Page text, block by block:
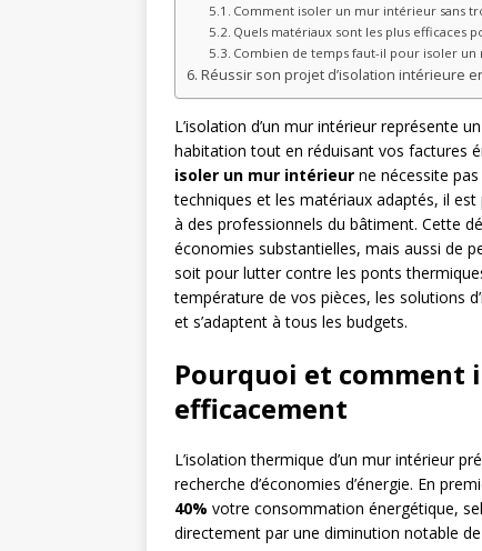
Comment isoler un mur intérieur sans
Quels matériaux sont les plus efficaces
Combien de temps faut-il pour isoler un
Réussir son projet d’isolation intérieure
L’isolation d’un mur intérieur représente
habitation tout en réduisant vos factures
isoler un mur intérieur ne nécessite
techniques et les matériaux adaptés, il
à des professionnels du bâtiment. Cette
économies substantielles, mais aussi de
soit pour lutter contre les ponts
température de vos pièces, les solutions
et s’adaptent à tous les budgets.
Pourquoi et
efficacement
L’isolation thermique d’un mur intérieur
recherche d’économies d’énergie. En
40% votre consommation énergétique,
directement par une diminution notable